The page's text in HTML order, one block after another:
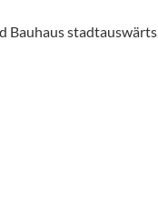
Bauhaus stadtauswärts.